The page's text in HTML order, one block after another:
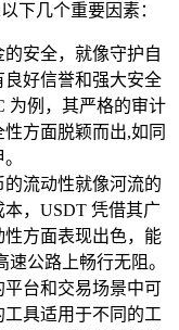
下几个重要因素：
安全，就像守护自
好信誉和强大安全
为例，其严格的审计
方面脱颖而出,如同
流动性就像河流的
，USDT 凭借其广
方面表现出色，能
公路上畅行无阻。
平台和交易场景中可
具适用于不同的工